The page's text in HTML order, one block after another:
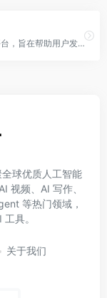
Atlancer.ai是一个由Atlancer社区打造的平台，旨在帮助用户发现和使用手工打造的工具。该平台聚集了一群热爱创造的人，他们开发了各种各样的工具，包括生产力工具、图像处理工具、视频编辑工具、设计工具、编程工具、写作工具等。用户可以通过Atlancer.ai浏览和使用这些工具，提高工作效率，创造出更多精彩的作品。Atlancer.ai的主要功能包括提供工具列表、详细介绍每个工具的功能和优势、提供定价信息、提供使用场景和用户评价等。用户可以根据自己的需求和兴趣，选择并使用适合的工具。无论是专业人士还是爱好者，Atlancer.ai都能满足各种不同领域的需求。通过Atlancer.ai，用户可以发现和使用来自Atlancer社区的手工工具，为自己的工作和创作带来更多可能性。
球优质人工智能
视频、AI 写作、
等热门领域，
具。
关于我们